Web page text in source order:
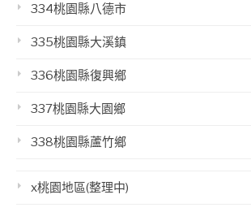
334桃園縣八德市
335桃園縣大溪鎮
336桃園縣復興鄉
337桃園縣大園鄉
338桃園縣蘆竹鄉
x桃園地區(整理中)